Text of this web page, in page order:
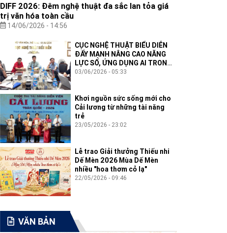
DIFF 2026: Đêm nghệ thuật đa sắc lan tỏa giá
trị văn hóa toàn cầu
14/06/2026 - 14:56
CỤC NGHỆ THUẬT BIỂU DIỄN
ĐẨY MẠNH NÂNG CAO NĂNG
LỰC SỐ, ỨNG DỤNG AI TRONG
THỰC THI CÔNG VỤ
03/06/2026 - 05:33
Khơi nguồn sức sống mới cho
Cải lương từ những tài năng
trẻ
23/05/2026 - 23:02
Lễ trao Giải thưởng Thiếu nhi
Dế Mèn 2026 Mùa Dế Mèn
nhiều "hoa thơm cỏ lạ"
22/05/2026 - 09:46
VĂN BẢN